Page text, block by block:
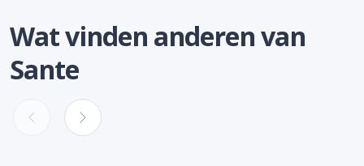
Wat vinden anderen van
Sante